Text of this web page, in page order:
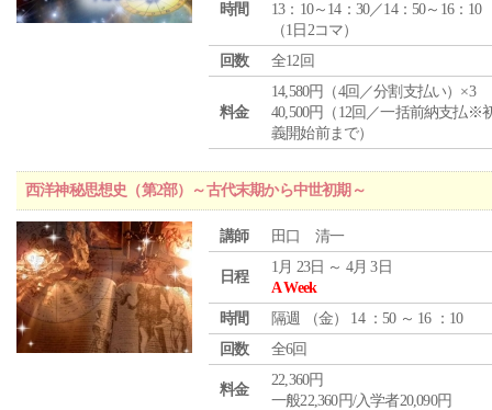
時間
13：10～14：30／14：50～16：10
（1日2コマ）
回数
全12回
料金
14,580円（4回／分割支払い）×3
40,500円（12回／一括前納支払※
義開始前まで）
西洋神秘思想史（第2部）～古代末期から中世初期～
講師 田口 清一
日程
1月 23日 ～ 4月 3日
A Week
時間
隔週 （金） 14 ：50 ～ 16 ：10
回数
全6回
料金
22,360円
一般22,360円/入学者20,090円